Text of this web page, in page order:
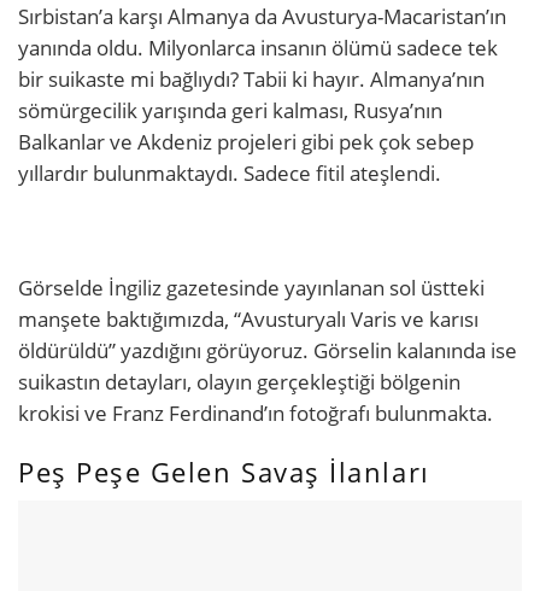
Sırbistan’a karşı Almanya da Avusturya-Macaristan’ın
yanında oldu. Milyonlarca insanın ölümü sadece tek
bir suikaste mi bağlıydı? Tabii ki hayır. Almanya’nın
sömürgecilik yarışında geri kalması, Rusya’nın
Balkanlar ve Akdeniz projeleri gibi pek çok sebep
yıllardır bulunmaktaydı. Sadece fitil ateşlendi.
Görselde İngiliz gazetesinde yayınlanan sol üstteki
manşete baktığımızda, “Avusturyalı Varis ve karısı
öldürüldü” yazdığını görüyoruz. Görselin kalanında ise
suikastın detayları, olayın gerçekleştiği bölgenin
krokisi ve Franz Ferdinand’ın fotoğrafı bulunmakta.
Peş Peşe Gelen Savaş İlanları